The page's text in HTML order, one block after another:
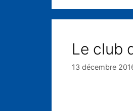
Le club
13 décembre